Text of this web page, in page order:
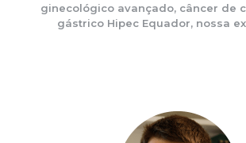
ginecológico avançado, câncer de
gástrico Hipec Equador, nossa